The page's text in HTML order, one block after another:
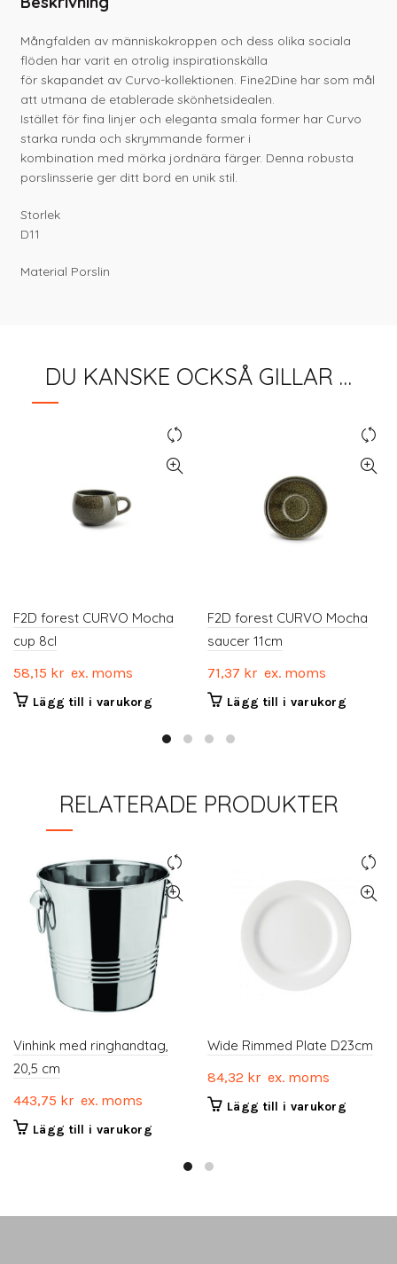
Mångfalden av människokroppen och dess olika sociala
flöden har varit en otrolig inspirationskälla
för skapandet av Curvo-kollektionen. Fine2Dine har som mål
att utmana de etablerade skönhetsidealen.
Istället för fina linjer och eleganta smala former har Curvo
starka runda och skrymmande former i
kombination med mörka jordnära färger. Denna robusta
porslinsserie ger ditt bord en unik stil.
Storlek
D11
Material Porslin
DU KANSKE OCKSÅ GILLAR …
F2D forest CURVO Mocha
cup 8cl
58,15 kr ex. moms
Lägg till i varukorg
F2D forest CURVO Mocha
saucer 11cm
71,37 kr ex. moms
Lägg till i varukorg
RELATERADE PRODUKTER
Vinhink med ringhandtag,
20,5 cm
443,75 kr ex. moms
Lägg till i varukorg
Wide Rimmed Plate D23cm
84,32 kr ex. moms
Lägg till i varukorg